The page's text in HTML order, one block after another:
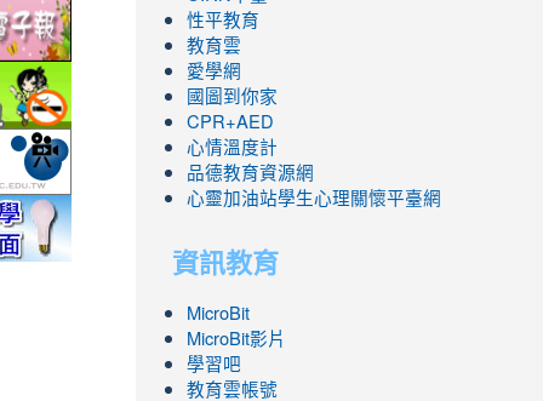
http://epaper.edu.tw/
school_index.aspx?cooler/default.aspx
http://health99.doh.gov.tw/box2/smokefreelife/Default.aspx
green-http://mod.tyc.edu.tw/
link
to
https://exam.tcte.edu.tw/tbt_html/
https://reurl.cc/GmMWYG
https://reurl.cc/pgQORQ
https://airtw.epa.gov.tw/
https://168.motc.gov.tw/theme/safemonth/
性平教育
教育雲
愛學網
國圖到你家
CPR+AED
心情溫度計
品德教育資源網
心靈加油站學生心理關懷平臺網
資訊教育
MicroBit
MicroBit影片
學習吧
教育雲帳號